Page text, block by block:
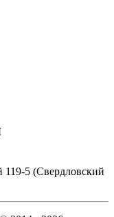
119-5 (Свердловский